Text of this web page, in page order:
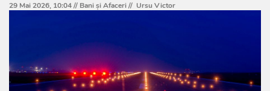
29 Mai 2026, 10:04 // Bani și Afaceri// Ursu Victor